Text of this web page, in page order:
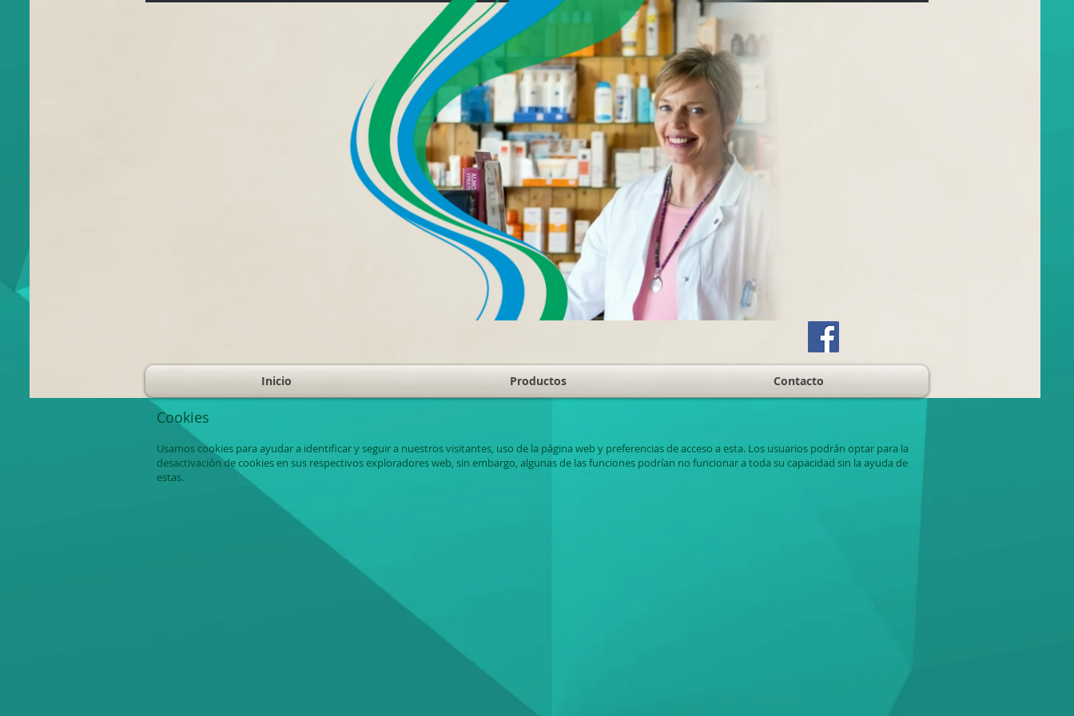
Inicio Productos Contacto
Cookies
Usamos cookies para ayudar a identificar y seguir a nuestros visitantes, uso de la página web y preferencias de acceso a esta. Los usuarios podrán optar para la
desactivación de cookies en sus respectivos exploradores web, sin embargo, algunas de las funciones podrían no funcionar a toda su capacidad sin la ayuda de
estas.